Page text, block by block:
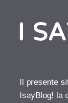
Il presente
IsayBlog! la